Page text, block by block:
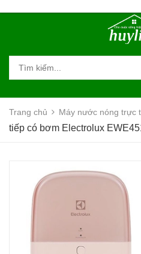
Trang chủ Máy nước nóng trực
tiếp có bơm Electrolux